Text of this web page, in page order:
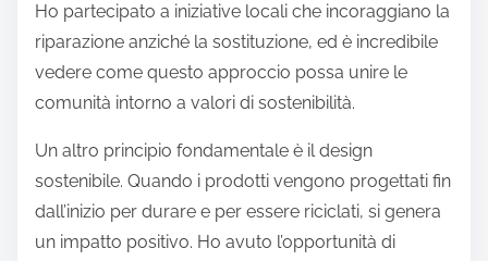
Ho partecipato a iniziative locali che incoraggiano la
riparazione anziché la sostituzione, ed è incredibile
vedere come questo approccio possa unire le
comunità intorno a valori di sostenibilità.
Un altro principio fondamentale è il design
sostenibile. Quando i prodotti vengono progettati fin
dall’inizio per durare e per essere riciclati, si genera
un impatto positivo. Ho avuto l’opportunità di